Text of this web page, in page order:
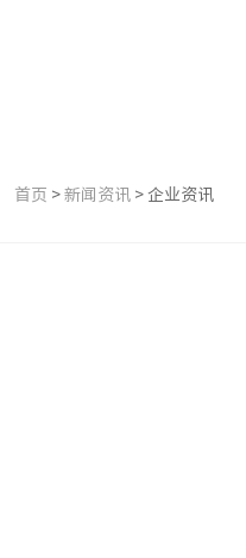
首页 >新闻资讯 >企业资讯